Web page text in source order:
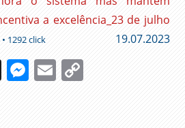
a excelência_23 de julho
• 1292 click 19.07.2023
X Messenger
EmailCopy